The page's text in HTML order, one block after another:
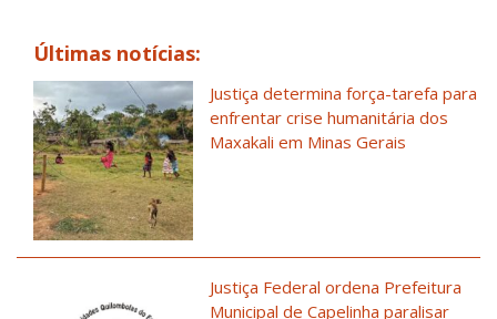
Últimas notícias:
Justiça determina força-tarefa para
enfrentar crise humanitária dos
Maxakali em Minas Gerais
Justiça Federal ordena Prefeitura
Municipal de Capelinha paralisar